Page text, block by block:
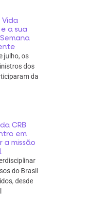
a sua
julho, os
dos
da
CRB
em
a missão
do Brasil
desde